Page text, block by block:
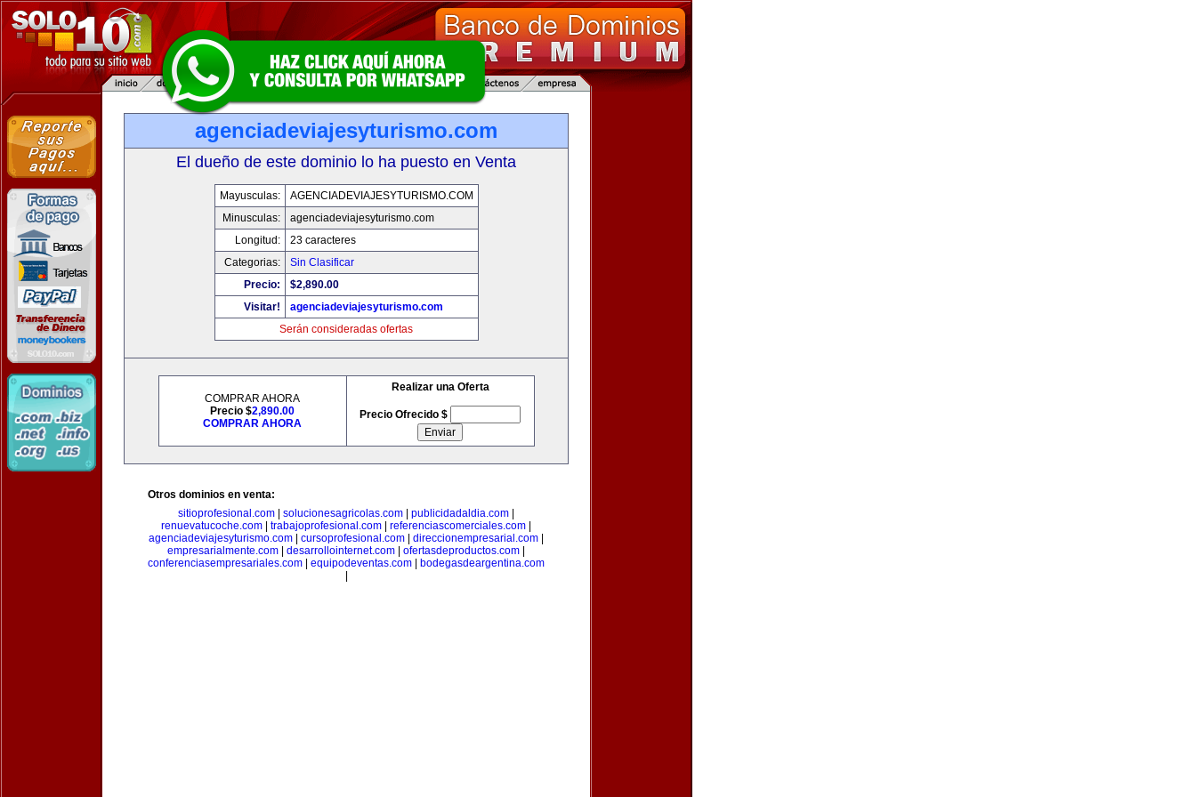
agenciadeviajesyturismo.com
El dueño de este dominio lo ha puesto en Venta
Mayusculas:
AGENCIADEVIAJESYTURISMO.COM
Minusculas:
agenciadeviajesyturismo.com
Longitud:
23 caracteres
Categorias:
Sin Clasificar
Precio:
$2,890.00
Visitar!
agenciadeviajesyturismo.com
Serán consideradas ofertas
COMPRAR AHORA
Precio $2,890.00
COMPRAR AHORA
Realizar una Oferta
Precio Ofrecido $
Otros dominios en venta:
sitioprofesional.com
solucionesagricolas.com publicidadaldia.com
renuevatucoche.com
trabajoprofesional.com referenciascomerciales.com
agenciadeviajesyturismo.com
cursoprofesional.com direccionempresarial.com
empresarialmente.com
desarrollointernet.com ofertasdeproductos.com
conferenciasempresariales.com
equipodeventas.com
bodegasdeargentina.com